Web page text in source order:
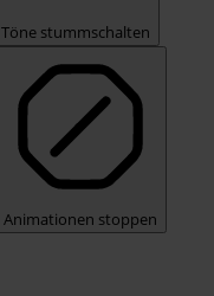
Töne stummschalten
Animationen stoppen